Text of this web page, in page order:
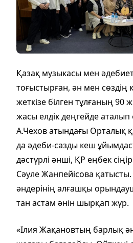
Қазақ музыкасы мен
тоғыстырған, ән мен сөздің
жеткізе білген тұлғаның 90
жасы елдік деңгейде
А.Чехов атындағы Орталық
да әдеби-сазды кеш
дәстүрлі әнші, ҚР еңбек
Сәуле Жанпейісова
әндерінің алғашқы
тан астам әнін шырқап жүр.
«Ілия Жақановтың барлық